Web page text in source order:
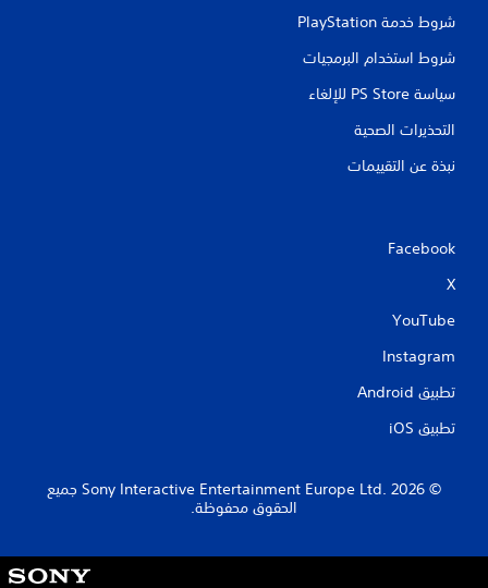
شروط خدمة PlayStation‏
شروط استخدام البرمجيات
سياسة PS Store للإلغاء
التحذيرات الصحية
نبذة عن التقييمات
Facebook
X
YouTube
Instagram
تطبيق Android‏
تطبيق iOS‏
‏© 2026 Sony Interactive Entertainment Europe Ltd.‎ جميع
الحقوق محفوظة.